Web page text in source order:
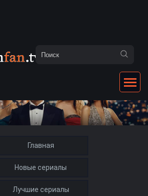
Главная
Новые сериалы
Лучшие сериалы